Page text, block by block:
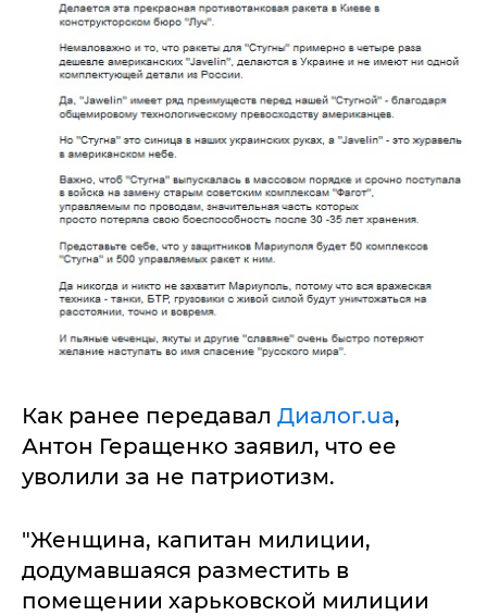
Как ранее передавал Диалог.ua,
Антон Геращенко заявил, что ее
уволили за не патриотизм.
"Женщина, капитан милиции,
додумавшаяся разместить в
помещении харьковской милиции